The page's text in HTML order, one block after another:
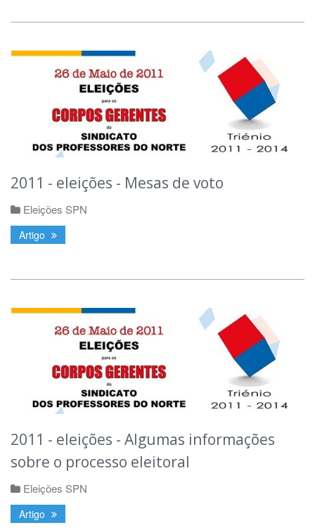
2011 - eleições - Mesas de voto
Eleições SPN
Artigo
2011 - eleições - Algumas informações
sobre o processo eleitoral
Eleições SPN
Artigo